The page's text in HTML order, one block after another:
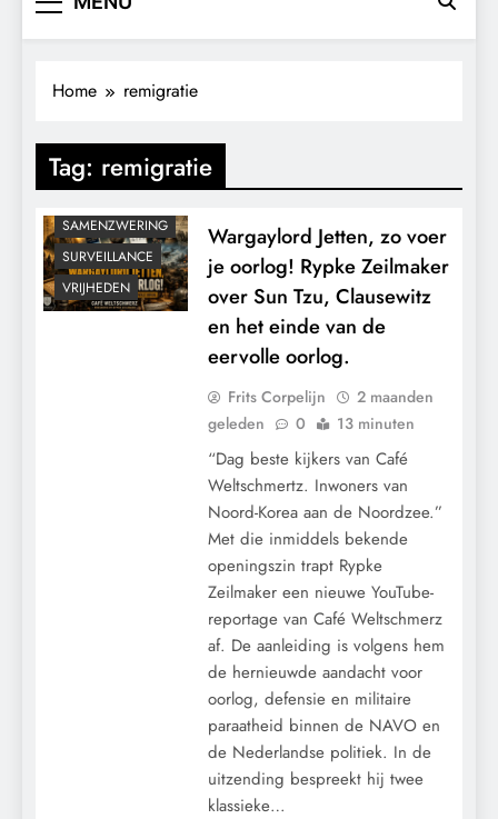
Home remigratie
Tag: remigratie
CENSUUR
CONTROLE
GRONDRECHTEN
POLITIEK
RECHTSPRAAK
SAMENZWERING
SURVEILLANCE
VRIJHEDEN
Wargaylord Jetten, zo voer
je oorlog! Rypke Zeilmaker
over Sun Tzu, Clausewitz
en het einde van de
eervolle oorlog.
Frits Corpelijn
2 maanden
geleden
0 13 minuten
“Dag beste kijkers van Café
Weltschmertz. Inwoners van
Noord-Korea aan de Noordzee.”
Met die inmiddels bekende
openingszin trapt Rypke
Zeilmaker een nieuwe YouTube-
reportage van Café Weltschmerz
af. De aanleiding is volgens hem
de hernieuwde aandacht voor
oorlog, defensie en militaire
paraatheid binnen de NAVO en
de Nederlandse politiek. In de
uitzending bespreekt hij twee
klassieke…